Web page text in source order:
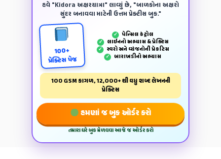
હવે "Kidora અક્ષરયાત્રા" લાવ્યું છે, "બાળકોના અક્ષરો
સુંદર બનાવવા માટેની ઉત્તમ પ્રેક્ટીસ બુક."
100+
પ્રેક્ટિસ પેજ
✓ પેન્‍સિલ કંટ્રોલ
✓ લાઈનનો અભ્યાસ & પ્રેક્ટિસ
✓ સ્વરો અને વ્યંજનોની પ્રેકટિસ
✓ બારાખડીનો અભ્યાસ
100 GSM કાગળ, 12,000+ થી વધુ શબ્દ લેખનની
પ્રેક્ટિસ
હમણાં જ બુક ઓર્ડર કરો
તમારા ઘરે બુક મેળવવા આજે જ ઓર્ડર કરો